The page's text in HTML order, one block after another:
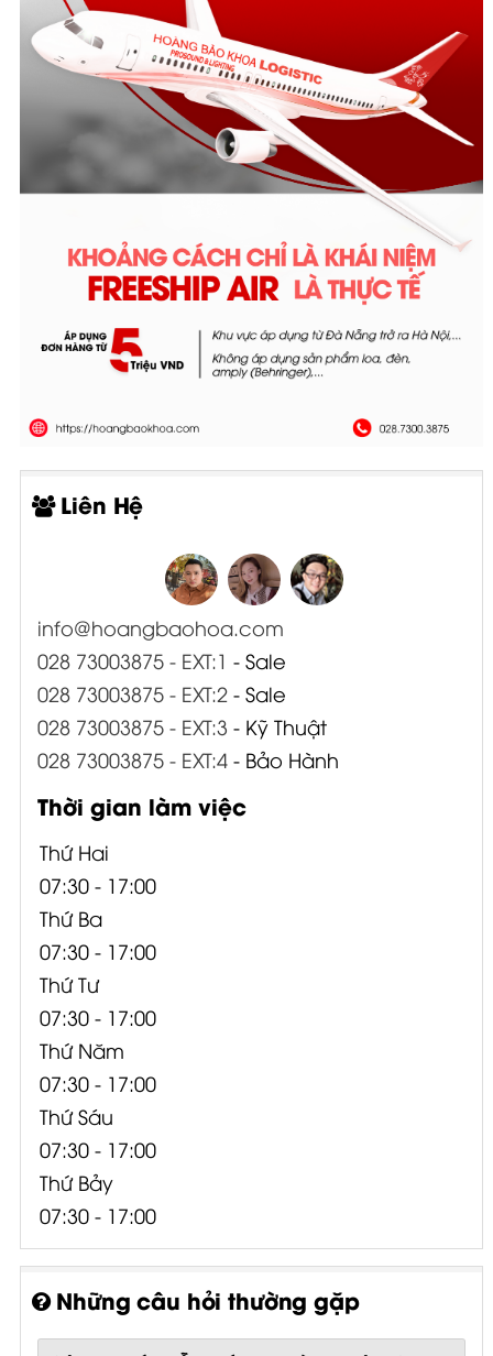
Liên Hệ
info@hoangbaohoa.com
028 73003875 - EXT:1 - Sale
028 73003875 - EXT:2- Sale
028 73003875 - EXT:3 - Kỹ Thuật
028 73003875 - EXT:4- Bảo Hành
Thời gian làm việc
Thứ Hai
07:30 - 17:00
Thứ Ba
07:30 - 17:00
Thứ Tư
07:30 - 17:00
Thứ Năm
07:30 - 17:00
Thứ Sáu
07:30 - 17:00
Thứ Bảy
07:30 - 17:00
Những câu hỏi thường gặp